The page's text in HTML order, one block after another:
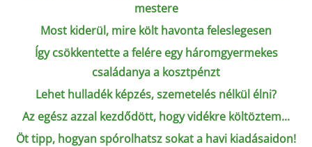
mestere
Most kiderül, mire költ havonta feleslegesen
Így csökkentette a felére egy háromgyermekes
családanya a kosztpénzt
Lehet hulladék képzés, szemetelés nélkül élni?
Az egész azzal kezdődött, hogy vidékre költöztem...
Öt tipp, hogyan spórolhatsz sokat a havi kiadásaidon!